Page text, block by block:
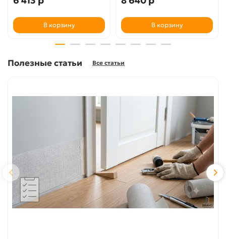
В корзину В корзину
Полезные статьи Все статьи